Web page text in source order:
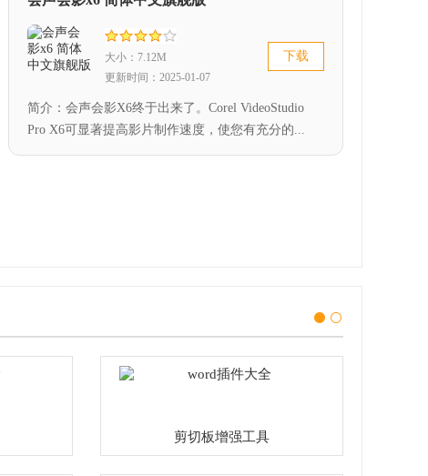
大小：7.12M
更新时间：2025-01-07
下载
简介：会声会影X6终于出来了。Corel VideoStudio
Pro X6可显著提高影片制作速度，使您有充分的...
剪切板增强工具